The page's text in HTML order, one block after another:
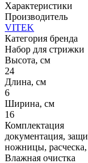
Характеристики
Производитель
VITEK
Категория бренда
Набор для стрижки
Высота, см
24
Длина, см
6
Ширина, см
16
Комплектация
документация,
ножницы, расческа,
Влажная очистка